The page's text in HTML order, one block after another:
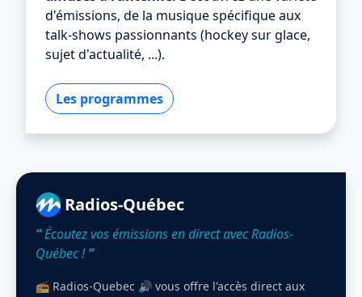
d'émissions, de la musique spécifique aux
talk-shows passionnants (hockey sur glace,
sujet d'actualité, ...).
Les programmes
Radios-Québec
“Écoutez vos émissions en direct avec Radios-
Québec !”
📻 Radios-Quebec 🔊 vous offre l'accès direct aux